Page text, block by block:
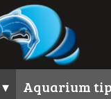
Aquarium